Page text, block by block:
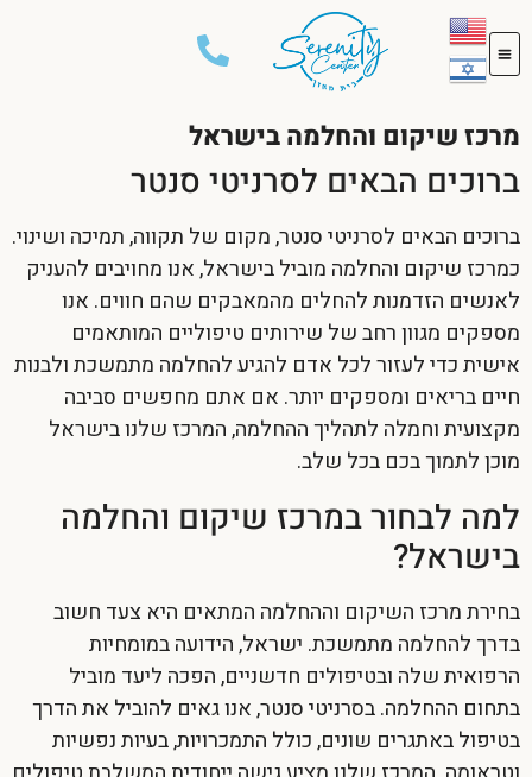
מרכז שיקום והחלמה בישראל
ברוכים הבאים לסרניטי סנטר
ברוכים הבאים לסרניטי סנטר, מקום של תקווה, תמיכה ושינוי.
כמרכז שיקום והחלמה מוביל בישראל, אנו מחויבים להעניק
לאנשים הזדמנות להחלים מהמאבקים שהם חווים. אנו
מספקים מגוון רחב של שירותים טיפוליים המותאמים
אישית כדי לעזור לכל אדם להגיע להחלמה מתמשכת ולבנות
חיים בריאים ומספקים יותר. אם אתם מחפשים סביבה
מקצועית וחמלה לתהליך ההחלמה, המרכז שלנו בישראל
מוכן לתמוך בכם בכל שלב.
למה לבחור במרכז שיקום והחלמה
בישראל?
בחירת מרכז השיקום וההחלמה המתאים היא צעד חשוב
בדרך להחלמה מתמשכת. ישראל, הידועה במומחיות
הרפואית שלה ובטיפולים חדשניים, הפכה ליעד מוביל
בתחום ההחלמה. בסרניטי סנטר, אנו גאים להוביל את הדרך
בטיפול באתגרים שונים, כולל התמכרויות, בעיות נפשיות